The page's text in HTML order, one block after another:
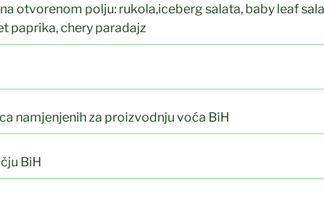
polju: rukola,iceberg salata, baby leaf
paprika, chery paradajz
namjenjenih za proizvodnju voća BiH
BiH